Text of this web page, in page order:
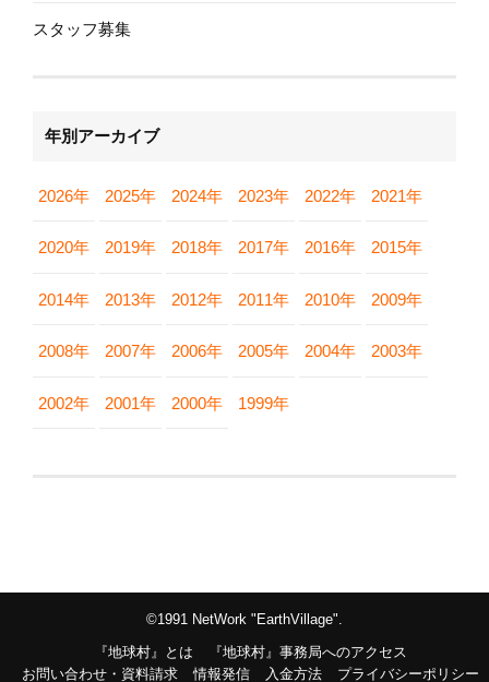
スタッフ募集
年別アーカイブ
2026年 2025年 2024年 2023年 2022年 2021年
2020年 2019年 2018年 2017年 2016年 2015年
2014年 2013年 2012年 2011年 2010年 2009年
2008年 2007年 2006年 2005年 2004年 2003年
2002年 2001年 2000年 1999年
©1991 NetWork "EarthVillage".
『地球村』とは
『地球村』事務局へのアクセス
お問い合わせ・資料請求
情報発信 入金方法 プライバシーポリシー